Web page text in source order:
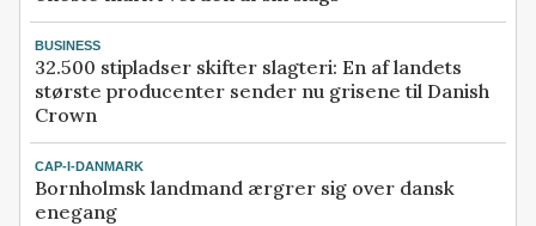
BUSINESS
32.500 stipladser skifter slagteri: En af landets
største producenter sender nu grisene til Danish
Crown
CAP-I-DANMARK
Bornholmsk landmand ærgrer sig over dansk
enegang